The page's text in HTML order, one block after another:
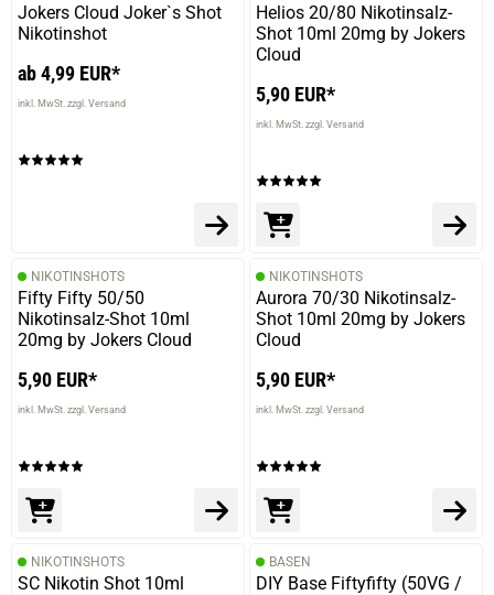
Jokers Cloud Joker`s Shot
Nikotinshot
ab 4,99 EUR*
inkl. MwSt. zzgl. Versand
Helios 20/80 Nikotinsalz-
Shot 10ml 20mg by Jokers
Cloud
5,90 EUR*
inkl. MwSt. zzgl. Versand
NIKOTINSHOTS
Fifty Fifty 50/50
Nikotinsalz-Shot 10ml
20mg by Jokers Cloud
5,90 EUR*
inkl. MwSt. zzgl. Versand
NIKOTINSHOTS
Aurora 70/30 Nikotinsalz-
Shot 10ml 20mg by Jokers
Cloud
5,90 EUR*
inkl. MwSt. zzgl. Versand
NIKOTINSHOTS
SC Nikotin Shot 10ml
BASEN
DIY Base Fiftyfifty (50VG /